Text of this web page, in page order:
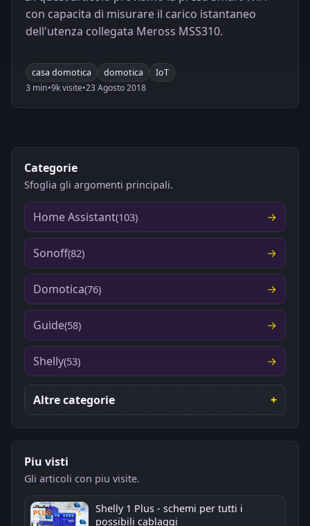
con capacita di misurare il carico istantaneo
dell'utenza collegata Meross MSS310.
casa domotica domotica
IoT
3 min•9k visite•23 Agosto 2018
Categorie
Sfoglia gli argomenti principali.
Home Assistant(103)
Sonoff(82)
Domotica(76)
Guide(58)
Shelly(53)
Altre categorie
Piu visti
Gli articoli con piu visite.
Shelly 1 Plus - schemi per tutti i
possibili cablaggi